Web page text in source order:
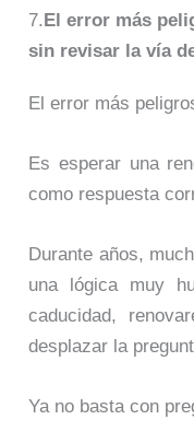
7.El error más
sin revisar la vía
El error más
Es esperar una
como respuesta
Durante años,
una lógica muy
caducidad,
desplazar la
Ya no basta con